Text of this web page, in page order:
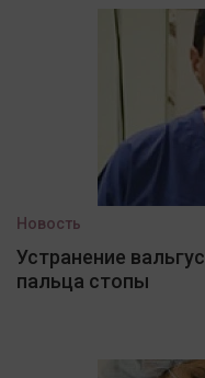
Новость
Устранение
пальца стопы